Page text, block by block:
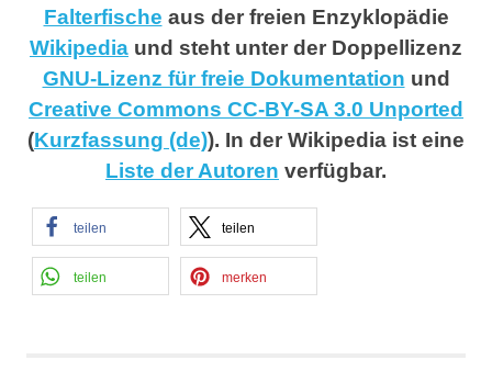
Falterfische aus der freien Enzyklopädie
Wikipedia und steht unter der Doppellizenz
GNU-Lizenz für freie Dokumentation und
Creative Commons CC-BY-SA 3.0 Unported
(Kurzfassung (de)). In der Wikipedia ist eine
Liste der Autoren verfügbar.
teilen teilen
teilen merken